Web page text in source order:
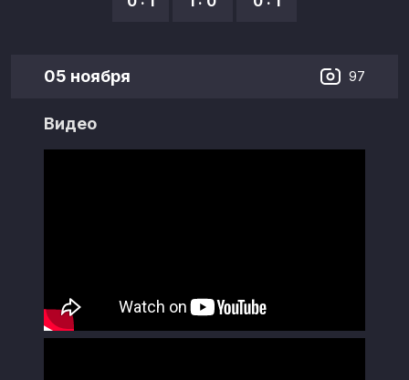
05 ноября 97
Видео